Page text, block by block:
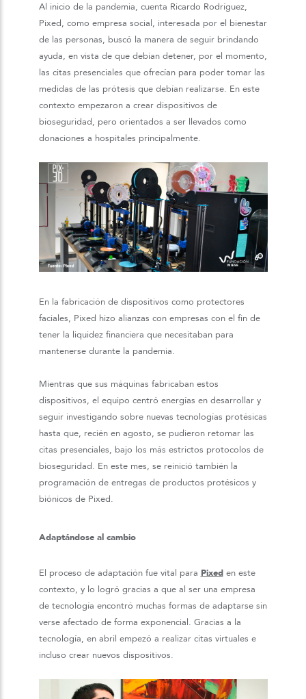
Al inicio de la pandemia, cuenta Ricardo Rodríguez,
Pixed, como empresa social, interesada por el bienestar
de las personas, buscó la manera de seguir brindando
ayuda, en vista de que debían detener, por el momento,
las citas presenciales que ofrecían para poder tomar las
medidas de las prótesis que debían realizarse. En este
contexto empezaron a crear dispositivos de
bioseguridad, pero orientados a ser llevados como
donaciones a hospitales principalmente.
En la fabricación de dispositivos como protectores
faciales, Pixed hizo alianzas con empresas con el fin de
tener la liquidez financiera que necesitaban para
mantenerse durante la pandemia.
Mientras que sus máquinas fabricaban estos
dispositivos, el equipo centró energías en desarrollar y
seguir investigando sobre nuevas tecnologías protésicas
hasta que, recién en agosto, se pudieron retomar las
citas presenciales, bajo los más estrictos protocolos de
bioseguridad. En este mes, se reinició también la
programación de entregas de productos protésicos y
biónicos de Pixed.
Adaptándose al cambio
El proceso de adaptación fue vital para Pixeden este
contexto, y lo logró gracias a que al ser una empresa
de tecnología encontró muchas formas de adaptarse sin
verse afectado de forma exponencial. Gracias a la
tecnología, en abril empezó a realizar citas virtuales e
incluso crear nuevos dispositivos.